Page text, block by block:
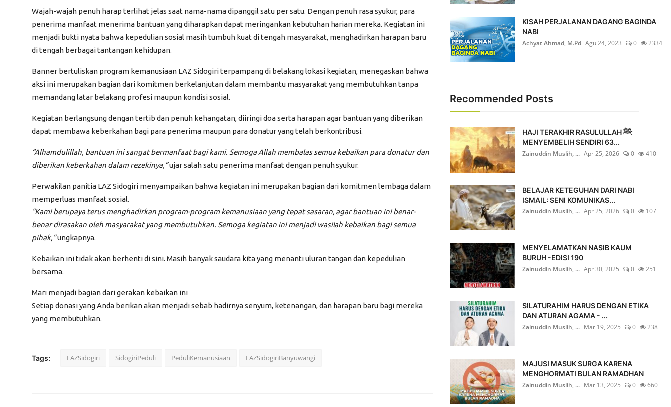
Wajah-wajah penuh harap terlihat jelas saat nama-nama dipanggil satu per satu. Dengan penuh rasa syukur, para
penerima manfaat menerima bantuan yang diharapkan dapat meringankan kebutuhan harian mereka. Kegiatan ini
menjadi bukti nyata bahwa kepedulian sosial masih tumbuh kuat di tengah masyarakat, menghadirkan harapan baru
di tengah berbagai tantangan kehidupan.
Banner bertuliskan program kemanusiaan LAZ Sidogiri terpampang di belakang lokasi kegiatan, menegaskan bahwa
aksi ini merupakan bagian dari komitmen berkelanjutan dalam membantu masyarakat yang membutuhkan tanpa
memandang latar belakang profesi maupun kondisi sosial.
Kegiatan berlangsung dengan tertib dan penuh kehangatan, diiringi doa serta harapan agar bantuan yang diberikan
dapat membawa keberkahan bagi para penerima maupun para donatur yang telah berkontribusi.
“Alhamdulillah, bantuan ini sangat bermanfaat bagi kami. Semoga Allah membalas semua kebaikan para donatur dan
diberikan keberkahan dalam rezekinya,”ujar salah satu penerima manfaat dengan penuh syukur.
Perwakilan panitia LAZ Sidogiri menyampaikan bahwa kegiatan ini merupakan bagian dari komitmen lembaga dalam
memperluas manfaat sosial.
“Kami berupaya terus menghadirkan program-program kemanusiaan yang tepat sasaran, agar bantuan ini benar-
benar dirasakan oleh masyarakat yang membutuhkan. Semoga kegiatan ini menjadi wasilah kebaikan bagi semua
pihak,”ungkapnya.
Kebaikan ini tidak akan berhenti di sini. Masih banyak saudara kita yang menanti uluran tangan dan kepedulian
bersama.
Mari menjadi bagian dari gerakan kebaikan ini
Setiap donasi yang Anda berikan akan menjadi sebab hadirnya senyum, ketenangan, dan harapan baru bagi mereka
yang membutuhkan.
Tags: LAZSidogiri SidogiriPeduli PeduliKemanusiaan LAZSidogiriBanyuwangi
KISAH PERJALANAN DAGANG BAGINDA
NABI
Achyat Ahmad, M.Pd Agu 24, 2023 0 2334
Recommended Posts
HAJI TERAKHIR RASULULLAH ﷺ:
MENYEMBELIH SENDIRI 63...
Zainuddin Muslih, ... Apr 25, 2026 0 410
BELAJAR KETEGUHAN DARI NABI
ISMAIL: SENI KOMUNIKAS...
Zainuddin Muslih, ... Apr 25, 2026 0 107
MENYELAMATKAN NASIB KAUM
BURUH -EDISI 190
Zainuddin Muslih, ... Apr 30, 2025 0 251
SILATURAHIM HARUS DENGAN ETIKA
DAN ATURAN AGAMA - ...
Zainuddin Muslih, ... Mar 19, 2025 0 238
MAJUSI MASUK SURGA KARENA
MENGHORMATI BULAN RAMADHAN
Zainuddin Muslih, ... Mar 13, 2025 0 660